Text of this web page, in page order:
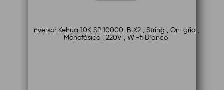
Inversor Kehua 10K SPI10000-B X2 , String , On-grid ,
Monofásico , 220V , Wi-fi Branco